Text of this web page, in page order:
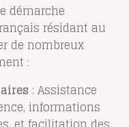
démarche
résidant au
de nombreux
:
: Assistance
informations